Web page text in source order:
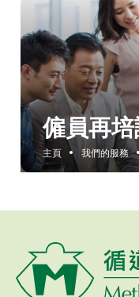
僱員再
主頁 我們的服務